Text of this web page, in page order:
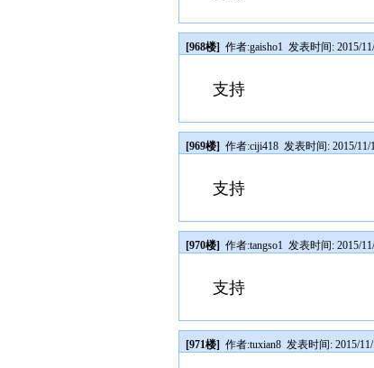
[968楼] 作者:gaisho1 发表时间: 2015/
支持
[969楼] 作者:ciji418 发表时间: 2015/11/
支持
[970楼] 作者:tangso1 发表时间: 2015/
支持
[971楼] 作者:tuxian8 发表时间: 2015/